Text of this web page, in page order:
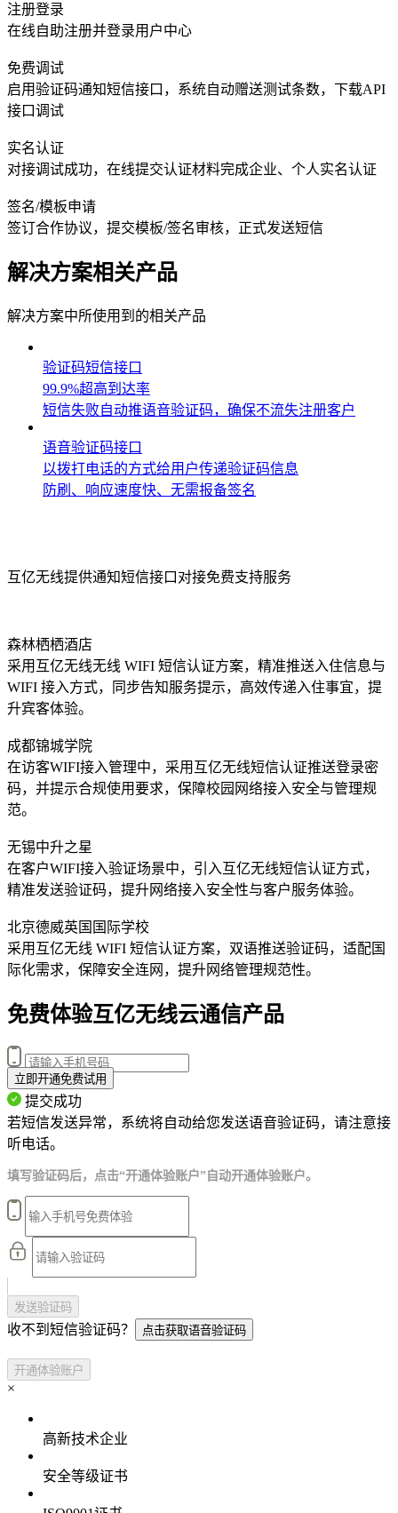
注册登录
在线自助注册并登录用户中心
免费调试
启用验证码通知短信接口，系统自动赠送测试条数，下载API
接口调试
实名认证
对接调试成功，在线提交认证材料完成企业、个人实名认证
签名/模板申请
签订合作协议，提交模板/签名审核，正式发送短信
解决方案相关产品
解决方案中所使用到的相关产品
验证码短信接口
99.9%超高到达率
短信失败自动推语音验证码，确保不流失注册客户
语音验证码接口
以拨打电话的方式给用户传递验证码信息
防刷、响应速度快、无需报备签名
互亿无线提供通知短信接口对接免费支持服务
森林栖栖酒店
采用互亿无线无线 WIFI 短信认证方案，精准推送入住信息与
WIFI 接入方式，同步告知服务提示，高效传递入住事宜，提
升宾客体验。
成都锦城学院
在访客WIFI接入管理中，采用互亿无线短信认证推送登录密
码，并提示合规使用要求，保障校园网络接入安全与管理规
范。
无锡中升之星
在客户WIFI接入验证场景中，引入互亿无线短信认证方式，
精准发送验证码，提升网络接入安全性与客户服务体验。
北京德威英国国际学校
采用互亿无线 WIFI 短信认证方案，双语推送验证码，适配国
际化需求，保障安全连网，提升网络管理规范性。
免费体验互亿无线云通信产品
立即开通免费试用
提交成功
若短信发送异常，系统将自动给您发送语音验证码，请注意接
听电话。
填写验证码后，点击“开通体验账户”自动开通体验账户。
发送验证码
收不到短信验证码？ 点击获取语音验证码
开通体验账户
×
高新技术企业
安全等级证书